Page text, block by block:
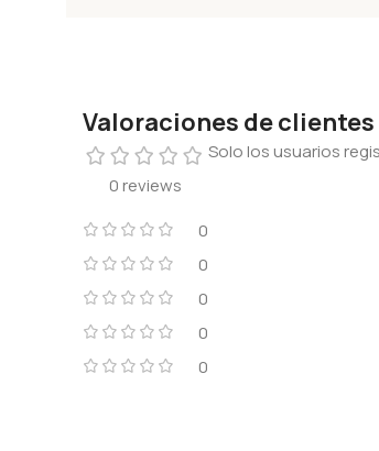
Valoraciones de clientes
0 reviews
0
0
0
0
0
Solo los usuarios